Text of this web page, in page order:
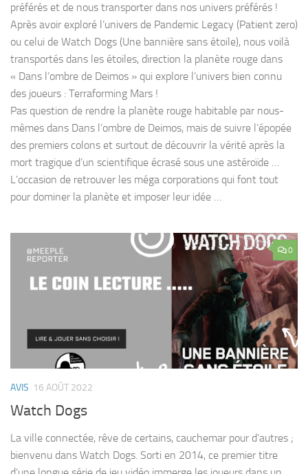
préférés et de nous transporter dans nos univers préférés !
Après avoir exploré l’univers de Pandemic Legacy (Patient zero)
ou celui de Watch Dogs (Une bannière sans étoile), nous voilà
transportés dans les étoiles, direction la planète rouge dans
« Dans l’ombre de Deimos » qui explore l’univers bien connu
des joueurs : Terraforming Mars !
Pas question de rendre la planète rouge habitable par nous-
mêmes dans Dans l’ombre de Deimos, mais de suivre l’épopée
des premiers colons et surtout de découvrir la vérité après la
mort tragique d’un scientifique écrasé sous une astéroïde …
L’occasion de retrouver les méga corporations qui font tout
pour dominer la planète et imposer leur idée …
0
AVIS 16 AOÛT 2022
Watch Dogs
La ville connectée, rêve de certains, cauchemar pour d’autres ;
bienvenu dans Watch Dogs. Sorti en 2014, ce premier titre